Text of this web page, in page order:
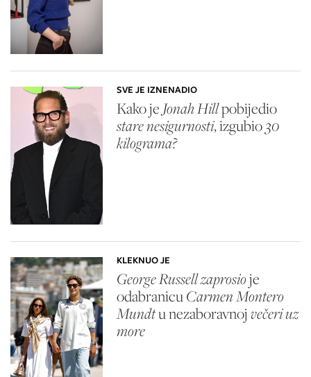
SVE JE IZNENADIO
Kako je Jonah Hillpobijedio
stare nesigurnosti, izgubio30
kilograma?
KLEKNUO JE
George Russell zaprosioje
odabranicuCarmen Montero
Mundtu nezaboravnoj večeri uz
more